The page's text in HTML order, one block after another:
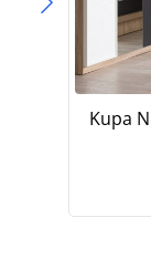
Kupa